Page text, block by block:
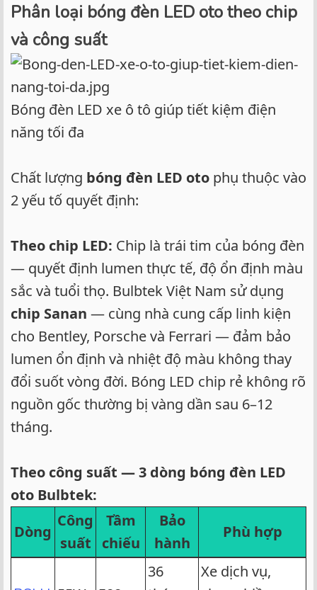
Phân loại bóng đèn LED oto theo chip
và công suất
Bóng đèn LED xe ô tô giúp tiết kiệm điện
năng tối đa
Chất lượng bóng đèn LED oto phụ thuộc vào
2 yếu tố quyết định:
Theo chip LED: Chip là trái tim của bóng đèn
— quyết định lumen thực tế, độ ổn định màu
sắc và tuổi thọ. Bulbtek Việt Nam sử dụng
chip Sanan — cùng nhà cung cấp linh kiện
cho Bentley, Porsche và Ferrari — đảm bảo
lumen ổn định và nhiệt độ màu không thay
đổi suốt vòng đời. Bóng LED chip rẻ không rõ
nguồn gốc thường bị vàng dần sau 6–12
tháng.
Theo công suất — 3 dòng bóng đèn LED
oto Bulbtek:
Dòng
Công
suất
Tầm
chiếu
Bảo
hành
Phù hợp
36
Xe dịch vụ,